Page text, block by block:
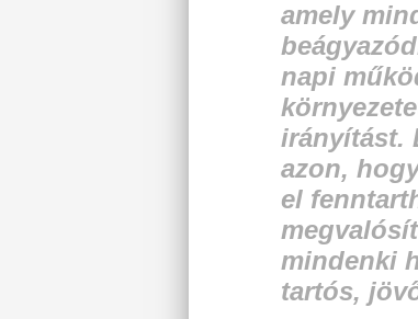
amely
napi
irányítást.
azon,
el
mindenki
tartós,